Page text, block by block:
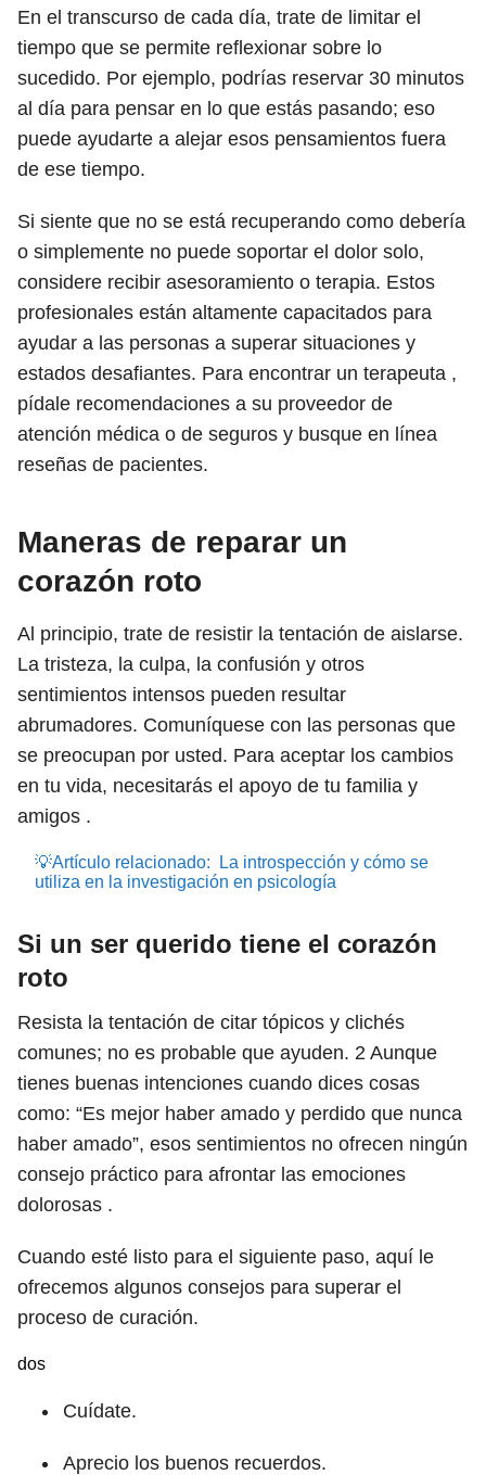
En el transcurso de cada día, trate de limitar el
tiempo que se permite reflexionar sobre lo
sucedido. Por ejemplo, podrías reservar 30 minutos
al día para pensar en lo que estás pasando; eso
puede ayudarte a alejar esos pensamientos fuera
de ese tiempo.
Si siente que no se está recuperando como debería
o simplemente no puede soportar el dolor solo,
considere recibir asesoramiento o terapia. Estos
profesionales están altamente capacitados para
ayudar a las personas a superar situaciones y
estados desafiantes. Para encontrar un terapeuta ,
pídale recomendaciones a su proveedor de
atención médica o de seguros y busque en línea
reseñas de pacientes.
Maneras de reparar un
corazón roto
Al principio, trate de resistir la tentación de aislarse.
La tristeza, la culpa, la confusión y otros
sentimientos intensos pueden resultar
abrumadores. Comuníquese con las personas que
se preocupan por usted. Para aceptar los cambios
en tu vida, necesitarás el apoyo de tu familia y
amigos .
💡Artículo relacionado:
La introspección y cómo se
utiliza en la investigación en psicología
Si un ser querido tiene el corazón
roto
Resista la tentación de citar tópicos y clichés
comunes; no es probable que ayuden. 2 Aunque
tienes buenas intenciones cuando dices cosas
como: “Es mejor haber amado y perdido que nunca
haber amado”, esos sentimientos no ofrecen ningún
consejo práctico para afrontar las emociones
dolorosas .
Cuando esté listo para el siguiente paso, aquí le
ofrecemos algunos consejos para superar el
proceso de curación.
dos
Cuídate.
Aprecio los buenos recuerdos.